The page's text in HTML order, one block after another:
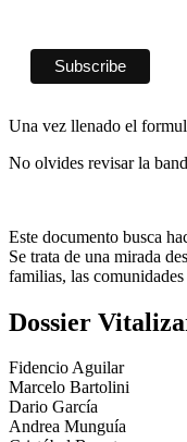
Una vez llenado el
No olvides revisar la
Este documento busca
Se trata de una mirada
familias, las
Dossier
Fidencio Aguilar
Marcelo Bartolini
Dario García
Andrea Munguía